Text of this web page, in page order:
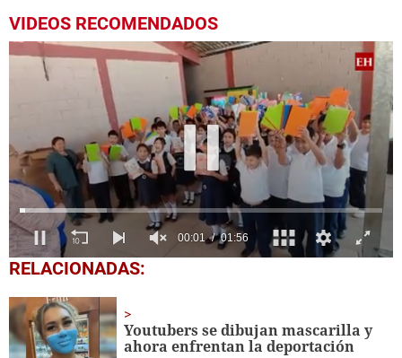
VIDEOS RECOMENDADOS
0
seconds
1
minute,
56
seconds
RELACIONADAS:
Youtubers se dibujan mascarilla y
ahora enfrentan la deportación